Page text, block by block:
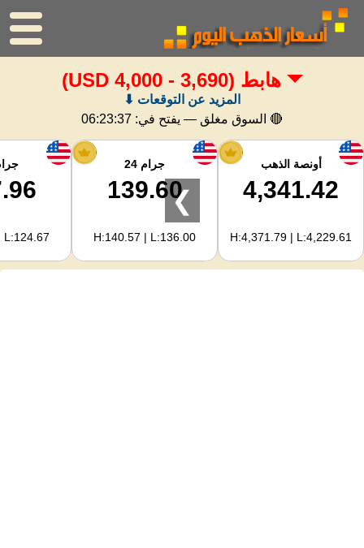
الرئيسية
سعر الذهب
اسعار الفضه
حاسبة الذهب
لمشرفي المواقع
هابط (3,690 - 4,000 USD)
المزيد عن التوقعات ⬇
🔴 السوق مغلق — يفتح في: 06:23:36
أونصة الذهب
4,341.42
H:4,371.79 | L:4,229.61
جرام 24
139.60
H:140.57 | L:136.00
L:124.67
❯